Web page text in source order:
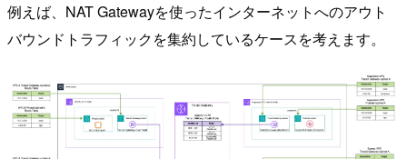
例えば、NAT Gatewayを使ったインターネットへのアウト
バウンドトラフィックを集約しているケースを考えます。